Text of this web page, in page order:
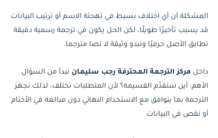
المشكلة أن أي اختلاف بسيط في تهجئة الاسم أو ترتيب البيانات
قد يسبب تأخيرًا طويلًا، لكن الحل يكون في ترجمة رسمية دقيقة
تطابق الأصل حرفيًا وتبدو وثيقة لا نصا مترجما.
داخل مركز الترجمة المحترفة رجب سليمان نبدأ من السؤال
الأهم: أين ستقدَّم القسيمة؟ لأن المتطلبات تختلف، لذلك نجهز
الترجمة بما يتوافق مع الاستخدام النهائي دون مبالغة في الأختام
أو نقص في البيانات.